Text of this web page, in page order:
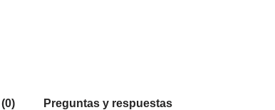
Preguntas y respuestas